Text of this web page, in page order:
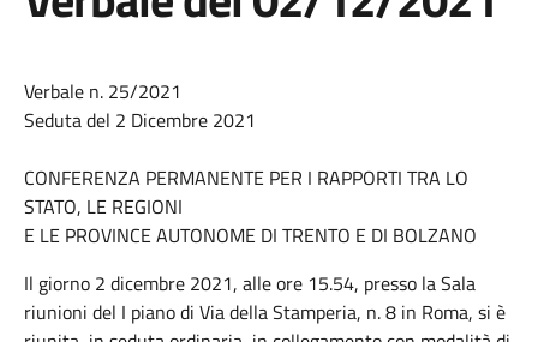
Verbale n. 25/2021
Seduta del 2 Dicembre 2021
CONFERENZA PERMANENTE PER I RAPPORTI TRA LO
STATO, LE REGIONI
E LE PROVINCE AUTONOME DI TRENTO E DI BOLZANO
Il giorno 2 dicembre 2021, alle ore 15.54, presso la Sala
riunioni del I piano di Via della Stamperia, n. 8 in Roma, si è